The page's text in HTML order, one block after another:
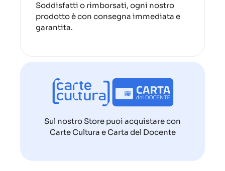
Soddisfatti o rimborsati, ogni nostro
prodotto è con consegna immediata e
garantita.
Sul nostro Store puoi acquistare con
Carte Cultura e Carta del Docente